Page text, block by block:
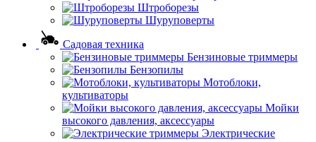
Штроборезы
Шуруповерты
Садовая техника
Бензиновые триммеры
Бензопилы
Мотоблоки,
культиваторы
Мойки
высокого давления, аксессуары
Электрические